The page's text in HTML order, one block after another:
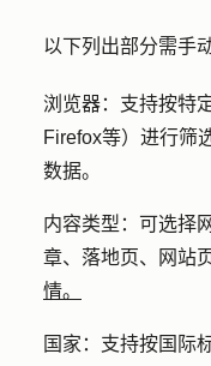
以下列出部分需手
浏览器： 支持按特
Firefox等）进行筛
数据。
内容类型： 可选择
章、落地页、网站
情。
国家： 支持按国际